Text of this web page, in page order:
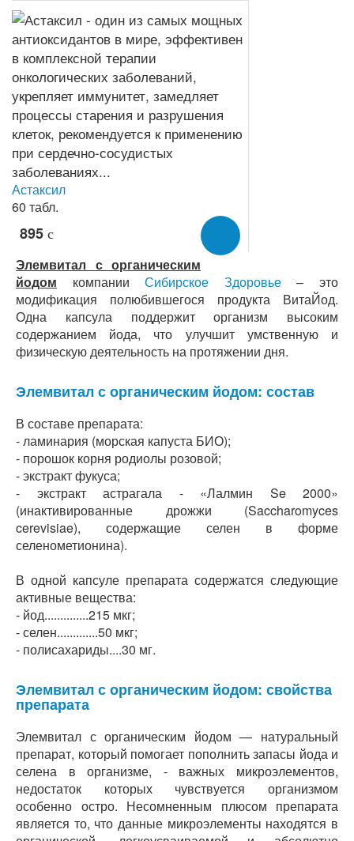
Астаксил
60 табл.
895 c
Элемвитал с органическим
йодом компанииСибирское Здоровье– это
модификация полюбившегося продукта ВитаЙод.
Одна капсула поддержит организм высоким
содержанием йода, что улучшит умственную и
физическую деятельность на протяжении дня.
Элемвитал с органическим йодом: состав
В составе препарата:
- ламинария (морская капуста БИО);
- порошок корня родиолы розовой;
- экстракт фукуса;
- экстракт астрагала - «Лалмин Se 2000»
(инактивированные дрожжи (Saccharomyces
cerevisiae), содержащие селен в форме
селенометионина).
В одной капсуле препарата содержатся следующие
активные вещества:
- йод..............215 мкг;
- селен.............50 мкг;
- полисахариды....30 мг.
Элемвитал с органическим йодом: свойства
препарата
Элемвитал с органическим йодом — натуральный
препарат, который помогает пополнить запасы йода и
селена в организме, - важных микроэлементов,
недостаток которых чувствуется организмом
особенно остро. Несомненным плюсом препарата
является то, что данные микроэлементы находятся в